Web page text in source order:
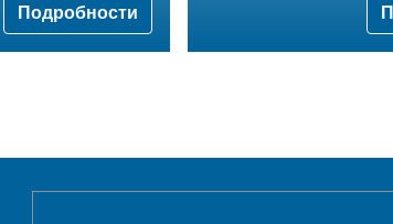
Подробности